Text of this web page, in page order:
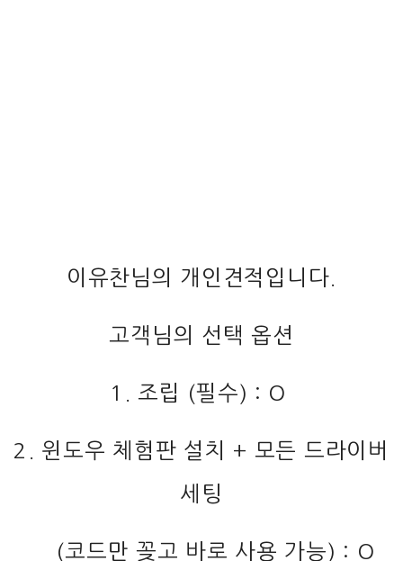
이유찬님의 개인견적입니다.
고객님의 선택 옵션
1. 조립 (필수) : O
2. 윈도우 체험판 설치 + 모든 드라이버
세팅
(코드만 꽂고 바로 사용 가능) : O